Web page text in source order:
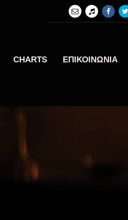
CHARTS ΕΠΙΚΟΙΝΩΝΙΑ